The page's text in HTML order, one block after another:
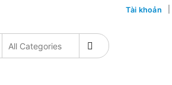
Tài khoản